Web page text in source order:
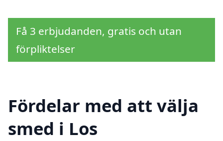
Få 3 erbjudanden, gratis och utan
förpliktelser
Fördelar med att välja
smed i Los